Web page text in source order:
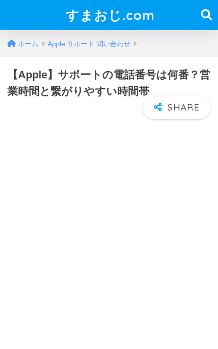
すまおじ.com
ホーム Apple サポート 問い合わせ
【Apple】サポートの電話番号は何番？営
業時間と繋がりやすい時間帯